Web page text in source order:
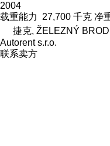
2004
载重能力
27,700 千克 净
捷克, ŽELEZNÝ BROD
Autorent s.r.o.
联系卖方